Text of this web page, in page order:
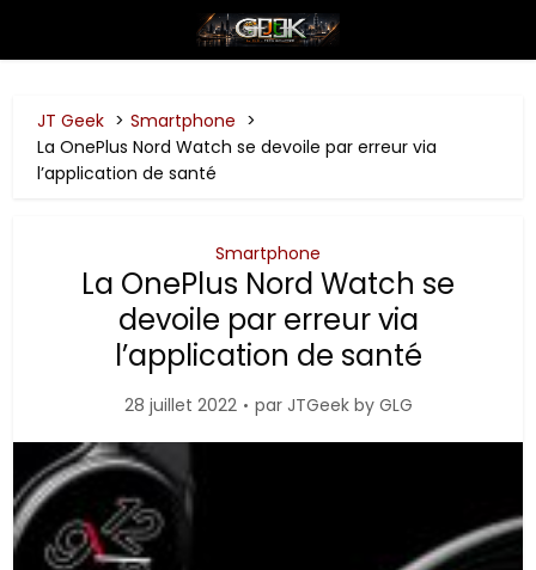
JT Geek
Smartphone
La OnePlus Nord Watch se devoile par erreur via
l’application de santé
Smartphone
La OnePlus Nord Watch se
devoile par erreur via
l’application de santé
28 juillet 2022 par JTGeek by GLG